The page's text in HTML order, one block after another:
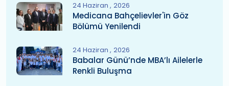
24 Haziran 2026
Medicana Bahçelievler'in Göz
Bölümü Yenilendi
24 Haziran 2026
Babalar Günü’nde MBA’lı Ailelerle
Renkli Buluşma